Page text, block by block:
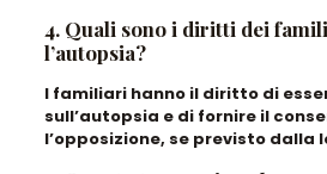
4. Quali sono i diritti dei
l’autopsia?
I familiari hanno il diritto di
sull’autopsia e di fornire il
l’opposizione, se previsto dalla